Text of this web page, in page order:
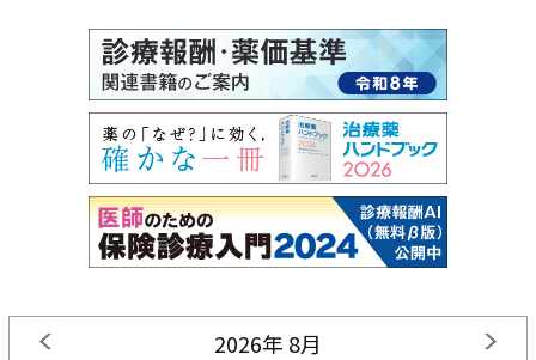
2026年 8月